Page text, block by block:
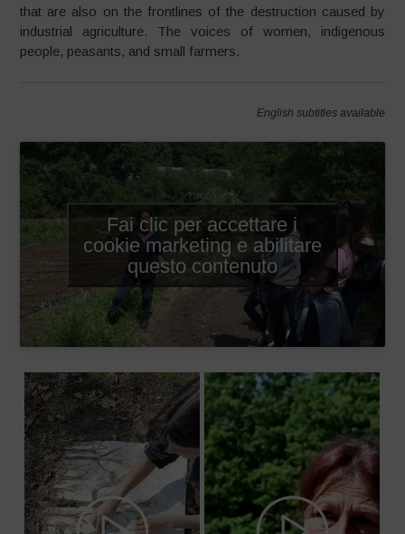
that are also on the frontlines of the destruction caused by
industrial agriculture. The voices of women, indigenous
people, peasants, and small farmers.
English subtitles available
Fai clic per accettare i
cookie marketing e abilitare
questo contenuto